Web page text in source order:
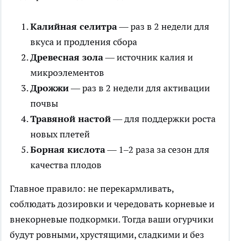
Калийная селитра— раз в 2 недели для
вкуса и продления сбора
Древесная зола— источник калия и
микроэлементов
Дрожжи— раз в 2 недели для активации
почвы
Травяной настой— для поддержки роста
новых плетей
Борная кислота— 1–2 раза за сезон для
качества плодов
Главное правило: не перекармливать,
соблюдать дозировки и чередовать корневые и
внекорневые подкормки. Тогда ваши огурчики
будут ровными, хрустящими, сладкими и без